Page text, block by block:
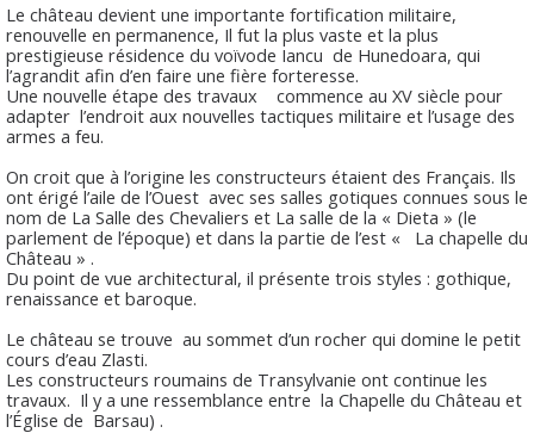
Le château devient une importante fortification militaire,
renouvelle en permanence, Il fut la plus vaste et la plus
prestigieuse résidence du voïvode Iancu de Hunedoara, qui
l’agrandit afin d’en faire une fière forteresse.
Une nouvelle étape des travaux commence au XV siècle pour
adapter l’endroit aux nouvelles tactiques militaire et l’usage des
armes a feu.
On croit que à l’origine les constructeurs étaient des Français. Ils
ont érigé l’aile de l’Ouest avec ses salles gotiques connues sous le
nom de La Salle des Chevaliers et La salle de la « Dieta » (le
parlement de l’époque) et dans la partie de l’est « La chapelle du
Château » .
Du point de vue architectural, il présente trois styles : gothique,
renaissance et baroque.
Le château se trouve au sommet d’un rocher qui domine le petit
cours d’eau Zlasti.
Les constructeurs roumains de Transylvanie ont continue les
travaux. Il y a une ressemblance entre la Chapelle du Château et
l’Église de Barsau) .